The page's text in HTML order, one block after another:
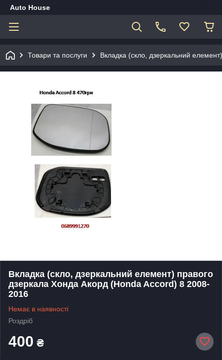
Auto House
Товари та послуги Вкладка (скло, дзеркальний
Вкладка (скло, дзеркальний елемент) правого
дзеркала Хонда Акорд (Honda Accord) 8 2008-
2016
Немає в наявності
Роздріб
400 ₴